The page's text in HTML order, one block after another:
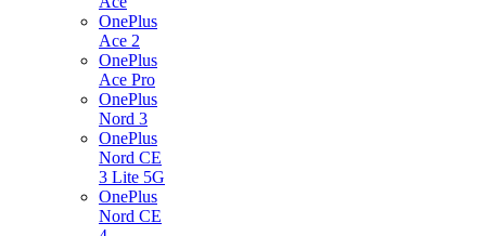
OnePlus
Ace 2
OnePlus
Ace Pro
OnePlus
Nord 3
OnePlus
Nord CE
3 Lite 5G
OnePlus
Nord CE